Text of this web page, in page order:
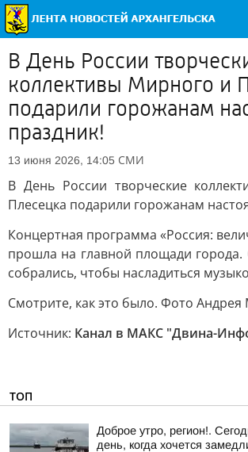
В День России
коллективы Мирного и
подарили горожанам
праздник!
13 июня 2026, 14:05 СМИ
В День России творческие
Плесецка подарили горожанам
Концертная программа «Россия:
прошла на главной площади города.
собрались, чтобы насладиться
Смотрите, как это было. Фото Андрея
Источник: Канал в МАКС "Двина-
ТОП
Доброе утро, регион!.
день, когда хочется